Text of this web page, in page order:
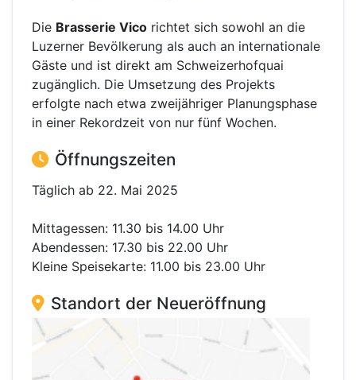
Die Brasserie Vico richtet sich sowohl an die
Luzerner Bevölkerung als auch an internationale
Gäste und ist direkt am Schweizerhofquai
zugänglich. Die Umsetzung des Projekts
erfolgte nach etwa zweijähriger Planungsphase
in einer Rekordzeit von nur fünf Wochen.
Öffnungszeiten
Täglich ab 22. Mai 2025
Mittagessen: 11.30 bis 14.00 Uhr
Abendessen: 17.30 bis 22.00 Uhr
Kleine Speisekarte: 11.00 bis 23.00 Uhr
Standort der Neueröffnung